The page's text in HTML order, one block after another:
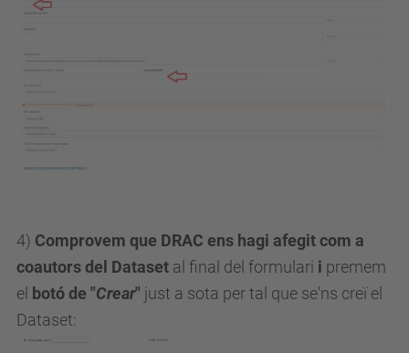
4) Comprovem que DRAC ens hagi afegit com a
coautors del Dataset al final del formulari i premem
el botó de "Crear" just a sota per tal que se'ns creï el
Dataset: